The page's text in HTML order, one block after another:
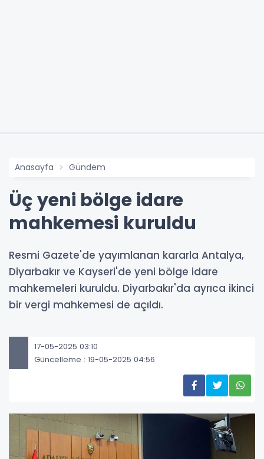
Anasayfa Gündem
Üç yeni bölge idare
mahkemesi kuruldu
Resmi Gazete'de yayımlanan kararla Antalya,
Diyarbakır ve Kayseri'de yeni bölge idare
mahkemeleri kuruldu. Diyarbakır'da ayrıca ikinci
bir vergi mahkemesi de açıldı.
17-05-2025 03:10
Güncelleme : 19-05-2025 04:56